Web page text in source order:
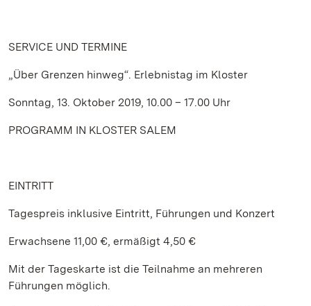
SERVICE UND TERMINE
„Über Grenzen hinweg“. Erlebnistag im Kloster
Sonntag, 13. Oktober 2019, 10.00 – 17.00 Uhr
PROGRAMM IN KLOSTER SALEM
EINTRITT
Tagespreis inklusive Eintritt, Führungen und Konzert
Erwachsene 11,00 €, ermäßigt 4,50 €
Mit der Tageskarte ist die Teilnahme an mehreren
Führungen möglich.